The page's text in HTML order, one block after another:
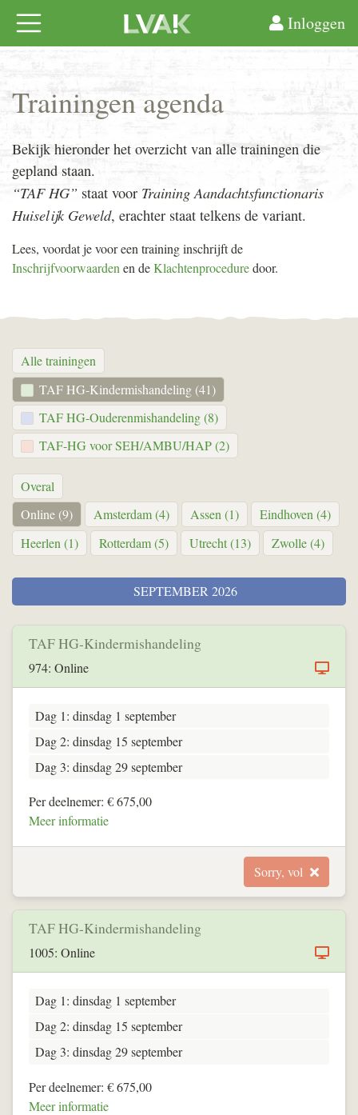
Inloggen
Trainingen agenda
Bekijk hieronder het overzicht van alle trainingen die
gepland staan.
“TAF HG” staat voor Training Aandachtsfunctionaris
Huiselijk Geweld, erachter staat telkens de variant.
Lees, voordat je voor een training inschrijft de
Inschrijfvoorwaardenen deKlachtenproceduredoor.
Alle trainingen
TAF HG-Kindermishandeling (41)
TAF HG-Ouderenmishandeling (8)
TAF-HG voor SEH/AMBU/HAP (2)
Overal
Online (9)
Amsterdam (4) Assen (1)
Eindhoven (4)
Heerlen (1)
Rotterdam (5) Utrecht (13) Zwolle (4)
SEPTEMBER 2026
TAF HG-Kindermishandeling
974: Online
Dag 1: dinsdag 1 september
Dag 2: dinsdag 15 september
Dag 3: dinsdag 29 september
Per deelnemer: € 675,00
Meer informatie
Sorry, vol
TAF HG-Kindermishandeling
1005: Online
Dag 1: dinsdag 1 september
Dag 2: dinsdag 15 september
Dag 3: dinsdag 29 september
Per deelnemer: € 675,00
Meer informatie